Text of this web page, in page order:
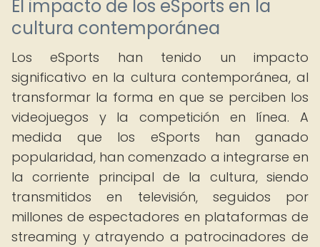
El impacto de los eSports en la
cultura contemporánea
Los eSports han tenido un impacto
significativo en la cultura contemporánea, al
transformar la forma en que se perciben los
videojuegos y la competición en línea. A
medida que los eSports han ganado
popularidad, han comenzado a integrarse en
la corriente principal de la cultura, siendo
transmitidos en televisión, seguidos por
millones de espectadores en plataformas de
streaming y atrayendo a patrocinadores de